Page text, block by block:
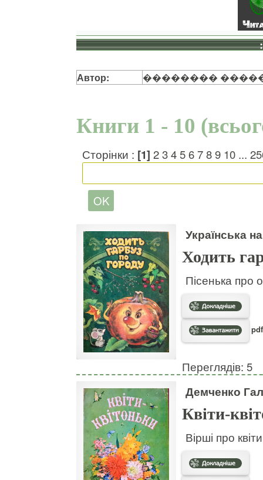
Автор: ��������
Книги 1 - 10
Сторінки : [1] 23456789 10 ...
Українська
Ходить
Пісенька про
Переглядів: 5
Демченко
Квіти-
Вірші про